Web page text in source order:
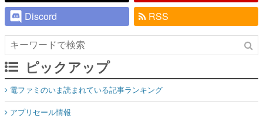
Discord
RSS
ピックアップ
電ファミのいま読まれている記事ランキング
アプリセール情報